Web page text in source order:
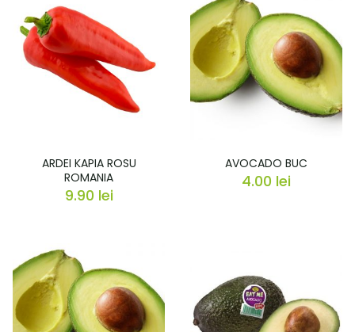
ARDEI KAPIA ROSU
ROMANIA
9.90 lei
AVOCADO BUC
4.00 lei